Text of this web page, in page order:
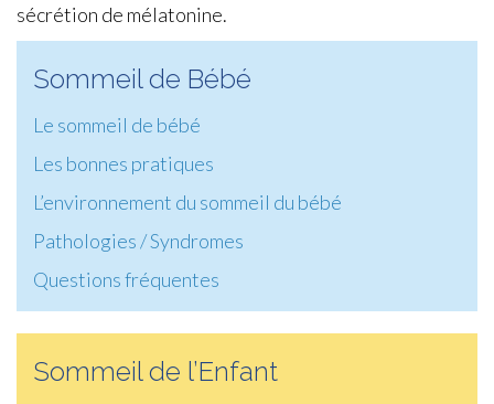
sécrétion de mélatonine.
Sommeil de Bébé
Le sommeil de bébé
Les bonnes pratiques
L’environnement du sommeil du bébé
Pathologies / Syndromes
Questions fréquentes
Sommeil de l’Enfant